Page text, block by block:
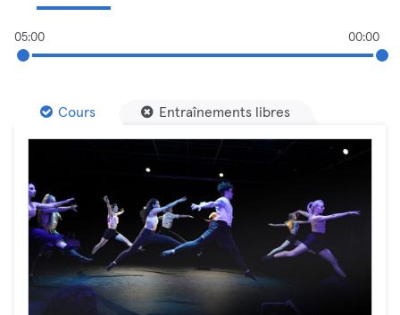
05:00 00:00
Cours Entraînements libres